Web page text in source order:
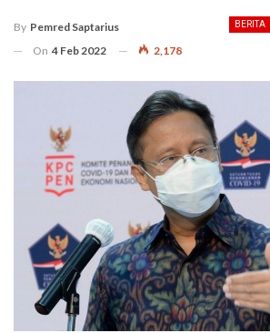
BERITA
By Pemred Saptarius
On 4 Feb 2022 2,178